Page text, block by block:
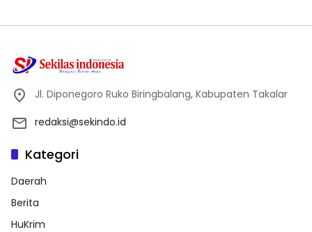
Jl. Diponegoro Ruko Biringbalang, Kabupaten Takalar
redaksi@sekindo.id
Kategori
Daerah
Berita
HuKrim